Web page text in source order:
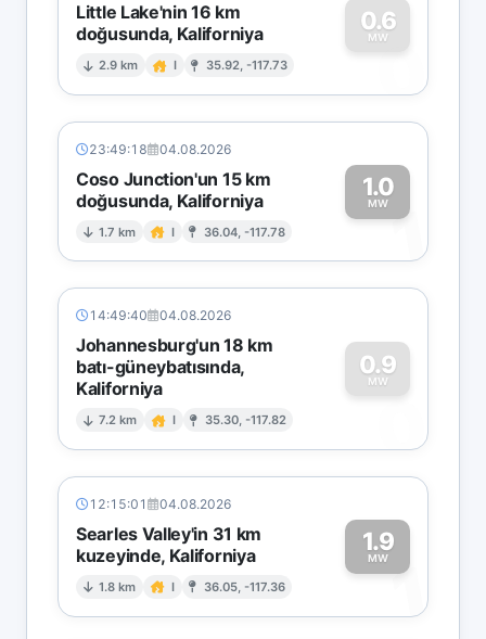
Little Lake'nin 16 km
doğusunda, Kaliforniya
2.9 km I 35.92, -117.73
0.6
MW
0
23:49:18 04.08.2026
Coso Junction'un 15 km
doğusunda, Kaliforniya
1.7 km I 36.04, -117.78
1.0
MW1
14:49:40 04.08.2026
Johannesburg'un 18 km
batı-güneybatısında,
Kaliforniya
7.2 km I 35.30, -117.82
0.9
MW
0
12:15:01 04.08.2026
Searles Valley'in 31 km
kuzeyinde, Kaliforniya
1.8 km I 36.05, -117.36
1.9
MW1